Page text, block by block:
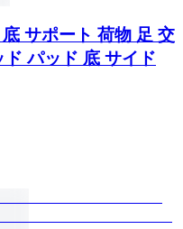
サポート 荷物 足 交
パッド 底 サイド